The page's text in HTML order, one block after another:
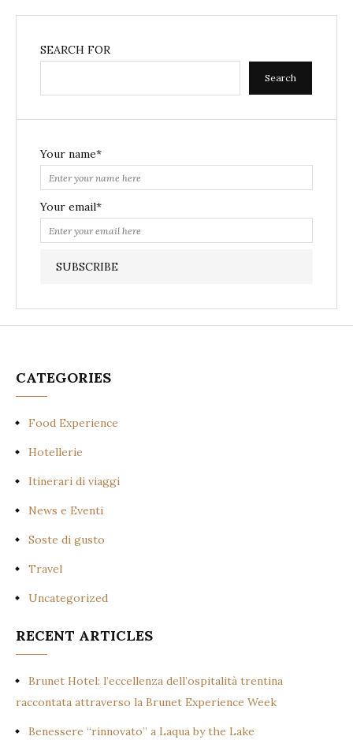
SEARCH FOR
Search
Your name*
Your email*
CATEGORIES
Food Experience
Hotellerie
Itinerari di viaggi
News e Eventi
Soste di gusto
Travel
Uncategorized
RECENT ARTICLES
Brunet Hotel: l’eccellenza dell’ospitalità trentina
raccontata attraverso la Brunet Experience Week
Benessere “rinnovato” a Laqua by the Lake